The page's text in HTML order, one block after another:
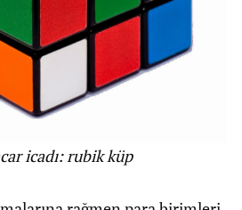
icadı: rubik küp